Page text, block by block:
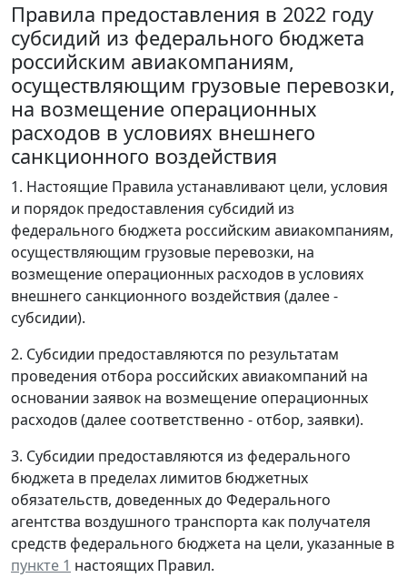
Правила предоставления в 2022 году
субсидий из федерального бюджета
российским авиакомпаниям,
осуществляющим грузовые перевозки,
на возмещение операционных
расходов в условиях внешнего
санкционного воздействия
1. Настоящие Правила устанавливают цели, условия
и порядок предоставления субсидий из
федерального бюджета российским авиакомпаниям,
осуществляющим грузовые перевозки, на
возмещение операционных расходов в условиях
внешнего санкционного воздействия (далее -
субсидии).
2. Субсидии предоставляются по результатам
проведения отбора российских авиакомпаний на
основании заявок на возмещение операционных
расходов (далее соответственно - отбор, заявки).
3. Субсидии предоставляются из федерального
бюджета в пределах лимитов бюджетных
обязательств, доведенных до Федерального
агентства воздушного транспорта как получателя
средств федерального бюджета на цели, указанные в
пункте 1 настоящих Правил.